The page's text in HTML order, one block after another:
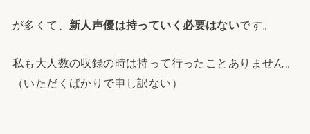
が多くて、 新人声優は持っていく必要はないです。
私も大人数の収録の時は持って行ったことありません。
（いただくばかりで申し訳ない）